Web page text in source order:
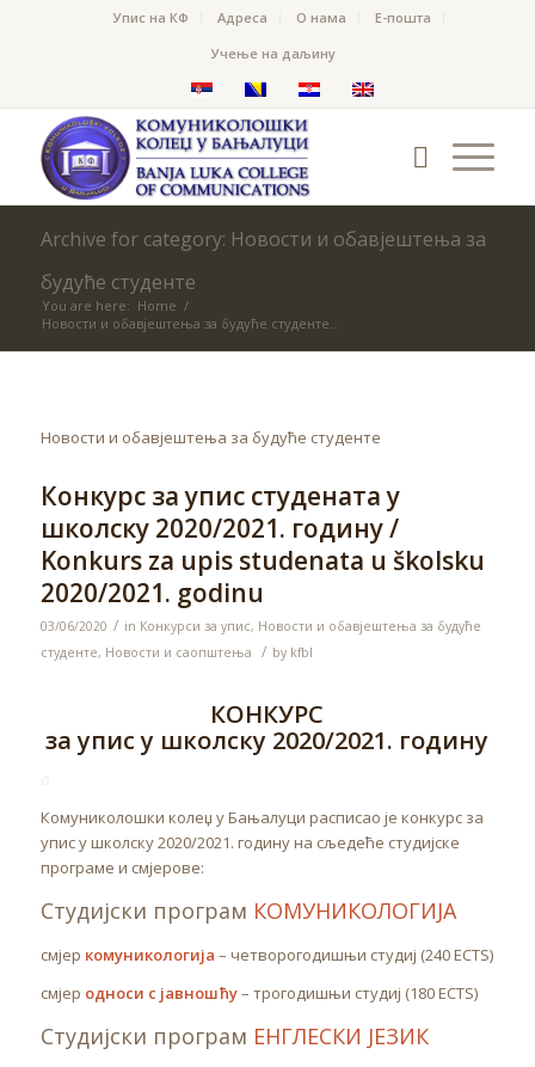
Упис на КФ Адреса О нама
Е-пошта
Учење на даљину
Archive for category: Новости и обавјештења за
будуће студенте
You are here: Home /
Новости и обавјештења за будуће студенте...
Новости и обавјештења за будуће студенте
Конкурс за упис студената у
школску 2020/2021. годину /
Konkurs za upis studenata u školsku
2020/2021. godinu
03/06/2020 / in Конкурси за упис, Новости и обавјештења за будуће
студенте, Новости и саопштења / by kfbl
КОНКУРС
за упис у школску 2020/2021. годину
Комуниколошки колеџ у Бањалуци расписао је конкурс за
упис у школску 2020/2021. годину на сљедеће студијске
програме и смјерове:
Студијски програм КОМУНИКОЛОГИЈА
смјер комуникологија – четворогодишњи студиј (240 ECTS)
смјер односи с јавношћу– трогодишњи студиј (180 ECTS)
Студијски програм ЕНГЛЕСКИ ЈЕЗИК